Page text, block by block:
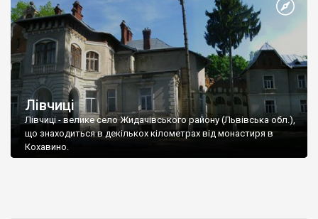
Лівчиці
Лівчиці - велике село Жидачівського району (Львівська обл.),
що знаходиться в декількох кілометрах від монастиря в
Кохавино.